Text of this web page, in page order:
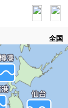
全国